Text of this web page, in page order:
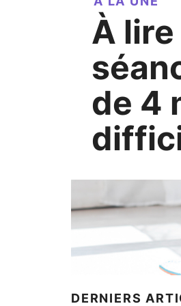
À lire rapidement : La
de 4
DERNIERS